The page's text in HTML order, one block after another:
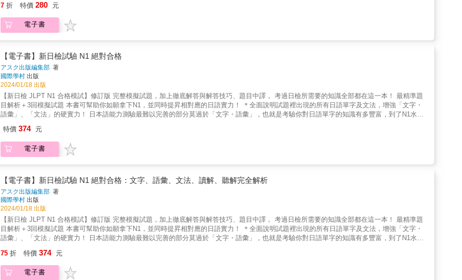
格！●效果100倍：日籍名師錄製的標準日語線上MP3，熟悉N1、N2、N3、N4、N5考試語調及速度，增強日語聽力！【附贈免費QR Code線上
可提升聽說讀寫能力，日語實力進步神速！◆跟著線上MP3，多唸多聽1. 可以時時沈浸在日語環境裡2. 好比洗日語澡一樣3. 可以很快提升你的解
聽力4. 可以很快提升你的讀解能力5. 日檢、留學、遊學、求職、上班、旅遊、貿易、經商、出差、洽公都方便
7 折 特價 280 元
電子書
【電子書】新日檢試驗 N1 絕對合格
アスク出版編集部 著
國際學村 出版
2024/01/18 出版
【新日檢 JLPT N1 合格模試】修訂版 完整模擬試題，加上徹底解答與解答技巧、題目中譯， 考過日檢所需要的知識全部都在這一本！ 最精準題
目解析＋3回模擬試題 本書可幫助你如願拿下N1，並同時提昇相對應的日語實力！ ＊全面說明試題裡出現的所有日語單字及文法，增強「文字・
語彙」、「文法」的硬實力！ 日本語能力測驗最難以完善的部分莫過於「文字・語彙」，也就是考驗你對日語單字的知識有多豐富，到了N1水
練習的機會之外，也會在題解部分將所有的選項一併列出翻譯及解釋，若有意思相近的常見類似詞彙也會列出來，以盡量提供最多的情報為目標，
達到模擬試題的最大效果。 「文法」部分也一樣會把所有選項的正確意義一律列舉出來，並個別解釋其意義或用法。做過一次的模擬試題即可吸
收到大量的知識！ ＊明白標出試題文章中的解題關鍵，詳細解釋讓「讀解」、「聽解」不再令人頭大！ 日本語能力測驗難以完善的是「文字・語
中文翻譯之外，也會明白標出解題需要看的是哪一行，並解說該如何理解這些句子，並從句子的內容找出正確的答案。本書「聽解」部分相同於
「讀解」，會將全部的日語文章和中文翻譯收錄在題解本，並一一解釋問題與答案。 ＊日本語能力測驗題庫，徹底解析說明試題解法！ 「新日檢
試驗絕對合格」系列為日本知名的日語教材出版社「アスク出版」專門為日語學習者所設計的完整日檢模擬試題題庫，全套系列從N1至N5共五
冊，每冊皆會附上3回的模擬試題，而試題內容與實際的日檢測驗相同，分為「文字・語彙」、「文法」、「讀解」、「聽解」四大類型，實際寫
過一遍，在實際上場考試時一定也能夠氣定神閒的發揮實力。 不只有模擬試題，本系列書亦會附上全部試題的解說與中文翻譯，較難以理解的讀
解和聽解的文章內更會標示出問題的答案該在哪裡找、並詳細解釋如何從這段文章中得出問題的答案，保證不會出現對完答案卻還是什麼都沒搞懂
的窘境！ ＊收錄日本語能力測驗所有題型的分析以及答題技巧，正式上場時也能馬上進入狀況！ 模擬考最重要的效果不只是單單測驗你的日語能
力，還有讓未來的考生們能實際的寫過一遍，知道考試的型態，才能有效率地事先準備，也確保不會在實際上場時慌了手腳，而能發揮出120%的
實力。特別是第一次應考就一口氣跳級到N1的考生，若對題型連基本的知識都沒有，很可能會在難解的文章讀解被消耗掉大量時間。 本書不只有
策及用功方式，為幫助各位未來的考生順利通過日檢做最大努力。 ＊全聽解題目以QR碼方式提供，用手機一掃就可以開始測驗 本書音檔採QR碼
特價 374 元
電子書
【電子書】新日檢試驗 N1 絕對合格：文字、語彙、文法、讀解、聽解完全解析
アスク出版編集部 著
國際學村 出版
2024/01/18 出版
【新日檢 JLPT N1 合格模試】修訂版 完整模擬試題，加上徹底解答與解答技巧、題目中譯， 考過日檢所需要的知識全部都在這一本！ 最精準題
目解析＋3回模擬試題 本書可幫助你如願拿下N1，並同時提昇相對應的日語實力！ ＊全面說明試題裡出現的所有日語單字及文法，增強「文字・
語彙」、「文法」的硬實力！ 日本語能力測驗最難以完善的部分莫過於「文字・語彙」，也就是考驗你對日語單字的知識有多豐富，到了N1水
練習的機會之外，也會在題解部分將所有的選項一併列出翻譯及解釋，若有意思相近的常見類似詞彙也會列出來，以盡量提供最多的情報為目標，
達到模擬試題的最大效果。 「文法」部分也一樣會把所有選項的正確意義一律列舉出來，並個別解釋其意義或用法。做過一次的模擬試題即可吸
收到大量的知識！ ＊明白標出試題文章中的解題關鍵，詳細解釋讓「讀解」、「聽解」不再令人頭大！ 日本語能力測驗難以完善的是「文字・語
75 折 特價 374 元
電子書